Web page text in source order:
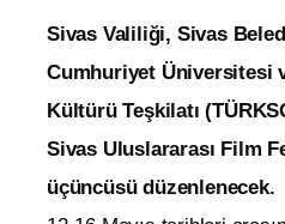
Sivas Valiliği, Sivas
Cumhuriyet Üniversitesi
Kültürü Teşkilatı
Sivas Uluslararası Film
üçüncüsü düzenlenecek.